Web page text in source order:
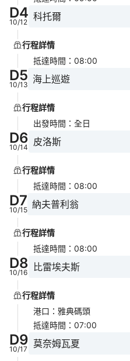
D4
10/12 科托爾
行程詳情
抵達時間 ： 08:00
D5
10/13 海上巡遊
行程詳情
出發時間 ： 全日
D6
10/14 皮洛斯
行程詳情
抵達時間 ： 08:00
D7
10/15 納夫普利翁
行程詳情
抵達時間 ： 08:00
D8
10/16 比雷埃夫斯
行程詳情
港口 ： 雅典碼頭
抵達時間 ： 07:00
D9
10/17 莫奈姆瓦夏